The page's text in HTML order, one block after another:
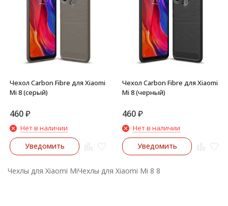
Чехол Carbon Fibre для Xiaomi
Mi 8 (серый)
460₽
Нет в наличии
Уведомить
Чехол Carbon Fibre для Xiaomi
Mi 8 (черный)
460₽
Нет в наличии
Уведомить
Чехлы для Xiaomi MiЧехлы для Xiaomi Mi 8 8